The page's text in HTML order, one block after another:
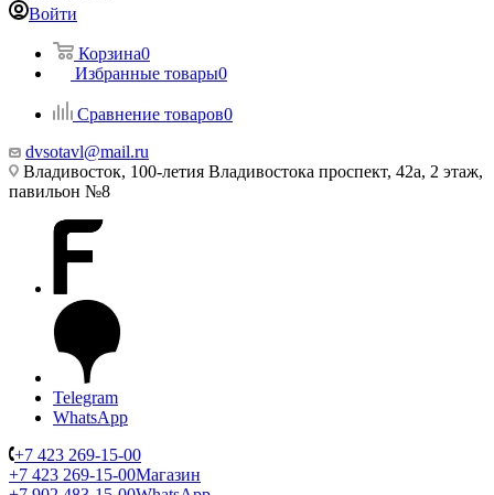
Войти
Корзина0
Избранные товары0
Сравнение товаров0
dvsotavl@mail.ru
Владивосток, 100-летия Владивостока проспект, 42а, 2 этаж,
павильон №8
Telegram
WhatsApp
+7 423 269-15-00
+7 423 269-15-00Магазин